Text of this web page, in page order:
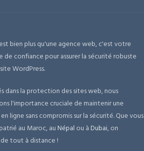
bien plus qu'une agence web, c'est votre
de confiance pour assurer la sécurité robuste
WordPress.
dans la protection des sites web, nous
l'importance cruciale de maintenir une
ligne sans compromis sur la sécurité. Que vous
au Maroc, auNépal ou àDubai, on
tout à distance !